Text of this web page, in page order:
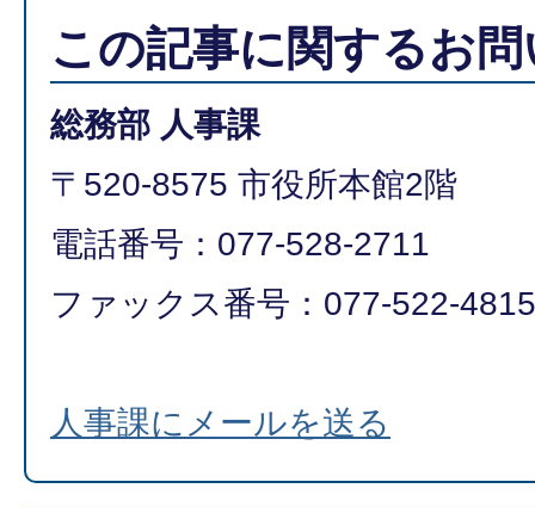
この記事に関するお
総務部 人事課
〒520-8575 市役所本館2階
電話番号：077-528-2711
ファックス番号：077-522-4815
人事課にメールを送る